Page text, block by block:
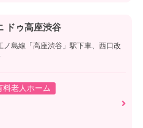
ドゥ高座渋谷
島線「高座渋谷」駅下車、西口改
料老人ホーム